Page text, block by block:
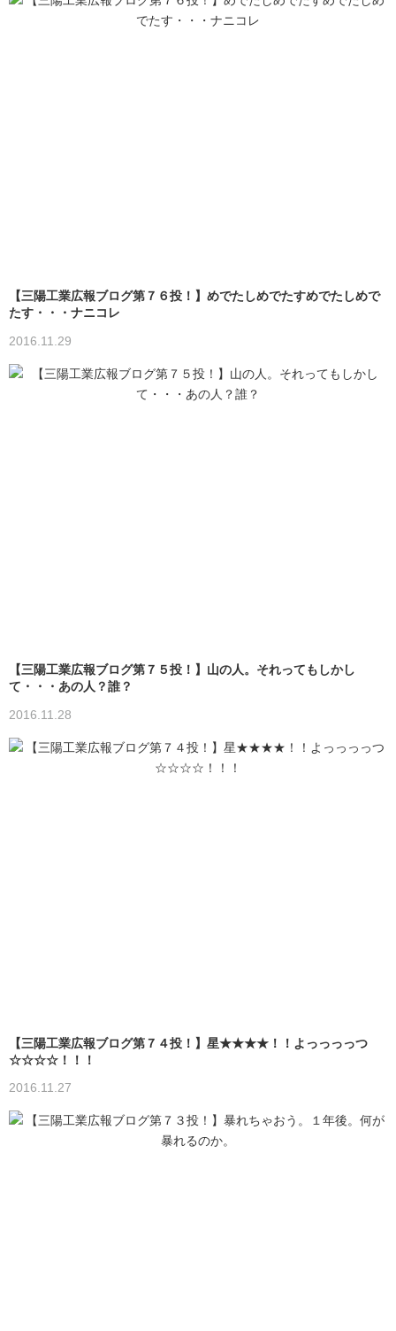
【三陽工業広報ブログ第７６投！】めでたしめでたすめでたしめで
たす・・・ナニコレ
2016.11.29
【三陽工業広報ブログ第７５投！】山の人。それってもしかし
て・・・あの人？誰？
2016.11.28
【三陽工業広報ブログ第７４投！】星★★★★！！よっっっっつ
☆☆☆☆！！！
2016.11.27